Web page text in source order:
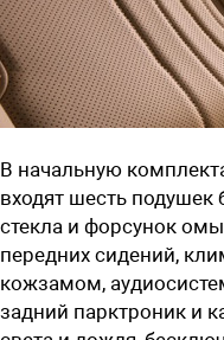
В начальную
входят шесть подушек
стекла и форсунок
передних сидений,
кожзамом,
задний парктроник и